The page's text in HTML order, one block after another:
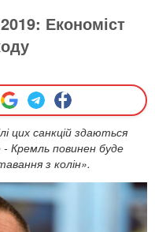
Економіст
цих санкцій здаються
- Кремль повинен буде
з колін».